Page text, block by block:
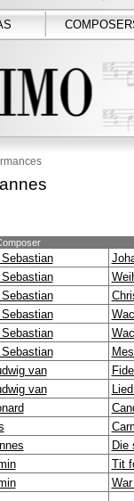
van
van
Die
Tit